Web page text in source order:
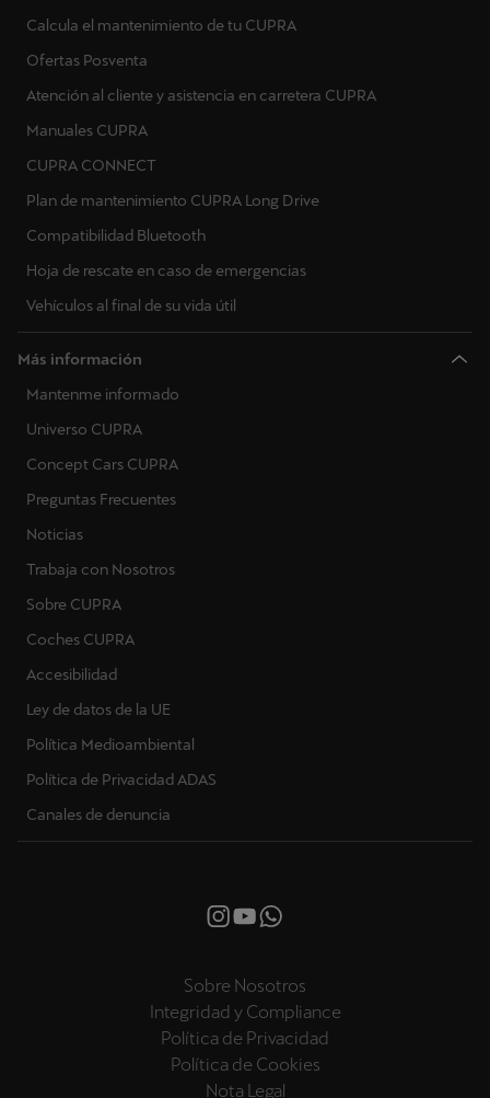
Calcula el mantenimiento de tu CUPRA
Ofertas Posventa
Atención al cliente y asistencia en carretera CUPRA
Manuales CUPRA
CUPRA CONNECT
Plan de mantenimiento CUPRA Long Drive
Compatibilidad Bluetooth
Hoja de rescate en caso de emergencias
Vehículos al final de su vida útil
Más información
Mantenme informado
Universo CUPRA
Concept Cars CUPRA
Preguntas Frecuentes
Noticias
Trabaja con Nosotros
Sobre CUPRA
Coches CUPRA
Accesibilidad
Ley de datos de la UE
Política Medioambiental
Política de Privacidad ADAS
Canales de denuncia
Sobre Nosotros
Integridad y Compliance
Política de Privacidad
Política de Cookies
Nota Legal